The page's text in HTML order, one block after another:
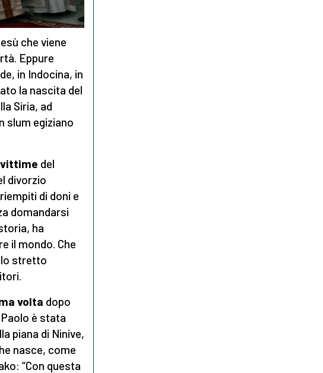
che viene
Eppure
in Indocina, in
la nascita del
Siria, ad
slum egiziano
vittime del
divorzio
di doni e
domandarsi
ha
il mondo. Che
lo stretto
volta dopo
è stata
piana di Ninive,
nasce, come
“Con questa